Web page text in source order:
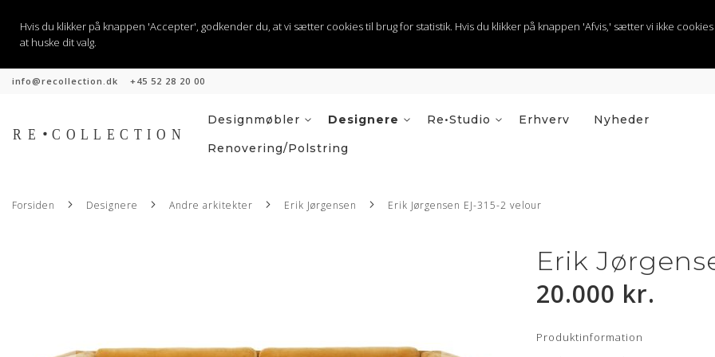
Hvis du klikker på knappen 'Accepter', godkender du, at vi sætter cookies til brug for statistik. Hvis du klikker på knappen 'Afvis,' sætter vi ikke
at huske dit valg.
info@recollection.dk +45 52 28 20 00
Skip
Designmøbler Designere Re•Studio
Nyheder
Renovering/Polstring
Erhverv
Forsiden Designere Andre arkitekter Erik Jørgensen Erik Jørgensen EJ-315-2 velour
Erik
20.000 kr.
Produktinformation